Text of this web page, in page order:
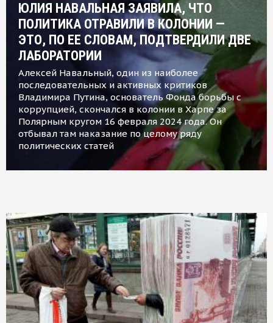
ЮЛИЯ НАВАЛЬНАЯ ЗАЯВИЛА, ЧТО
ПОЛИТИКА ОТРАВИЛИ В КОЛОНИИ —
ЭТО, ПО ЕЕ СЛОВАМ, ПОДТВЕРДИЛИ ДВЕ
ЛАБОРАТОРИИ
Алексей Навальный, один из наиболее
последовательных и активных критиков
Владимира Путина, основатель Фонда борьбы с
коррупцией, скончался в колонии в Харпе за
Полярным кругом 16 февраля 2024 года. Он
отбывал там наказание по целому ряду
политических статей